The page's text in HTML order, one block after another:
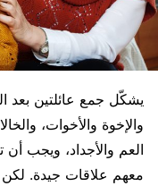
يشكّل جمع عائلتين بعد
والإخوة والأخوات،
العم والأجداد، ويجب
معهم علاقات جيدة. لكن